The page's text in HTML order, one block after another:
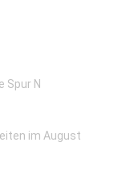
Spur N
im August